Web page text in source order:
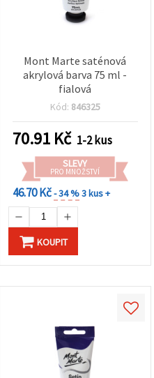
Mont Marte saténová
akrylová barva 75 ml -
fialová
Kód: 846325
70.91 Kč 1-2 kus
SLEVY
PRO MNOŽSTVÍ
46.70 Kč- 34 %3 kus +
KOUPIT